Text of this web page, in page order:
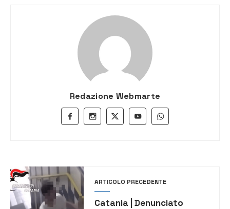
Redazione Webmarte
ARTICOLO PRECEDENTE
Catania | Denunciato